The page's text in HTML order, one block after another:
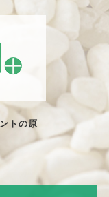
トの原